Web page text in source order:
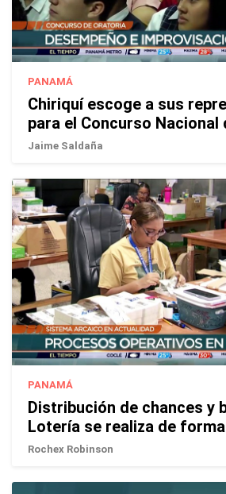
PANAMÁ
Chiriquí escoge a sus
para el Concurso Nacional
Jaime Saldaña
PANAMÁ
Distribución de chances y
Lotería se realiza de
Rochex Robinson